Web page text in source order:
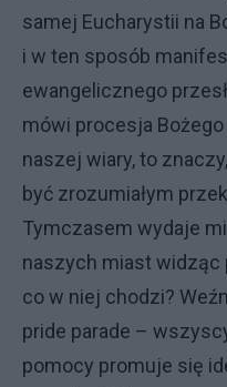
samej Eucharystii na
i w ten sposób
ewangelicznego
mówi procesja
naszej wiary, to
być zrozumiałym
Tymczasem wydaje
naszych miast
co w niej chodzi?
pride parade –
pomocy promuje się